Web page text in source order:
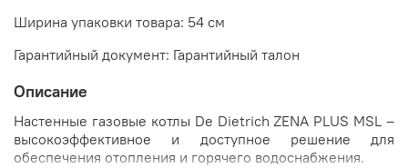
Ширина упаковки товара: 54 см
Гарантийный документ: Гарантийный талон
Описание
Настенные газовые котлы De Dietrich ZENA PLUS MSL –
высокоэффективное и доступное решение для
обеспечения отопления и горячего водоснабжения.